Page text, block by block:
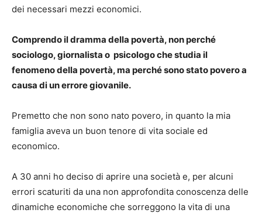
dei necessari mezzi economici.
Comprendo il dramma della povertà, non perché
sociologo, giornalista o psicologo che studia il
fenomeno della povertà, ma perché sono stato povero a
causa di un errore giovanile.
Premetto che non sono nato povero, in quanto la mia
famiglia aveva un buon tenore di vita sociale ed
economico.
A 30 anni ho deciso di aprire una società e, per alcuni
errori scaturiti da una non approfondita conoscenza delle
dinamiche economiche che sorreggono la vita di una